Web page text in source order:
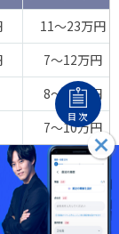
11～23万円
7～12万円
8～11万円
7～10万円
目次